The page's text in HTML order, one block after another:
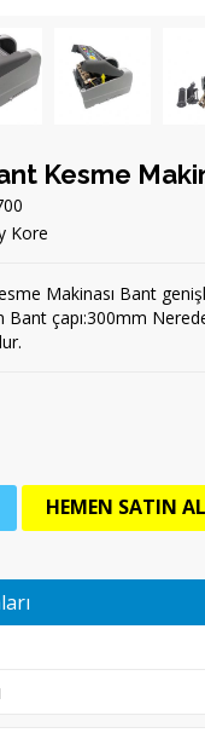
Kesme
Kore
Makinası Bant
Bant çapı:300mm
HEMEN SATIN AL